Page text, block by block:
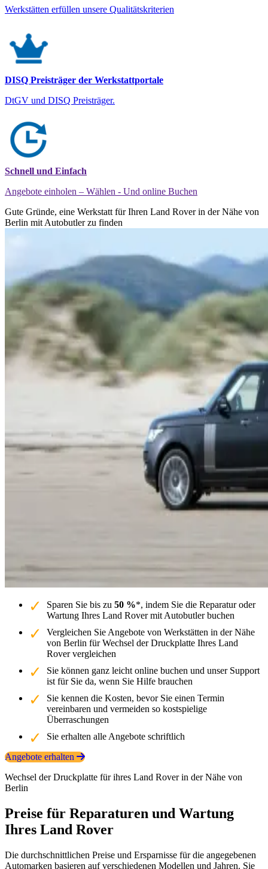
Werkstätten erfüllen unsere Qualitätskriterien
DISQ Preisträger der Werkstattportale
DtGV und DISQ Preisträger.
Schnell und Einfach
Angebote einholen – Wählen - Und online Buchen
Gute Gründe, eine Werkstatt für Ihren Land Rover in der Nähe von
Berlin mit Autobutler zu finden
Sparen Sie bis zu 50 %*, indem Sie die Reparatur oder
Wartung Ihres Land Rover mit Autobutler buchen
Vergleichen Sie Angebote von Werkstätten in der Nähe
von Berlin für Wechsel der Druckplatte Ihres Land
Rover vergleichen
Sie können ganz leicht online buchen und unser Support
ist für Sie da, wenn Sie Hilfe brauchen
Sie kennen die Kosten, bevor Sie einen Termin
vereinbaren und vermeiden so kostspielige
Überraschungen
Sie erhalten alle Angebote schriftlich
Angebote erhalten
Wechsel der Druckplatte für ihres Land Rover in der Nähe von
Berlin
Preise für Reparaturen und Wartung
Ihres Land Rover
Die durchschnittlichen Preise und Ersparnisse für die angegebenen
Automarken basieren auf verschiedenen Modellen und Jahren. Sie